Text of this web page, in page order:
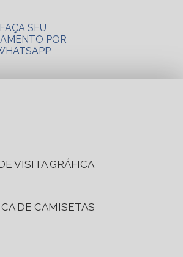
FAÇA SEU
POR
VISITA GRÁFICA
DE CAMISETAS